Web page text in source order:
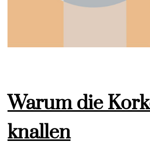
Warum die
knallen